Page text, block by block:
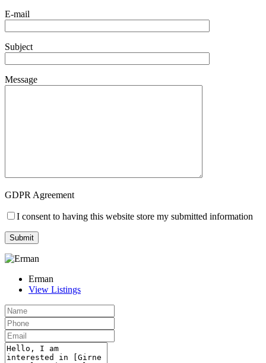
E-mail
Subject
Message
GDPR Agreement
I consent to having this website store my submitted information
Erman
View Listings